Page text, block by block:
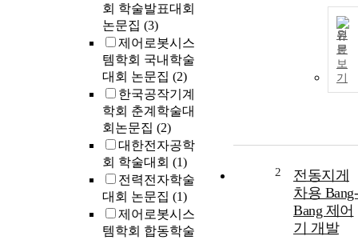
회 학술발표대회
논문집 (3)
제어로봇시스
템학회 국내학술
대회 논문집 (2)
한국공작기계
학회 춘계학술대
회논문집 (2)
대한전자공학
회 학술대회 (1)
전력전자학술
대회 논문집 (1)
제어로봇시스
템학회 합동학술
원
문
보
기
2
전동지게
차용 Bang-
Bang 제어
기 개발